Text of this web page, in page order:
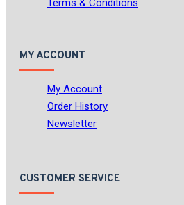
Terms & Conditions
MY ACCOUNT
My Account
Order History
Newsletter
CUSTOMER SERVICE